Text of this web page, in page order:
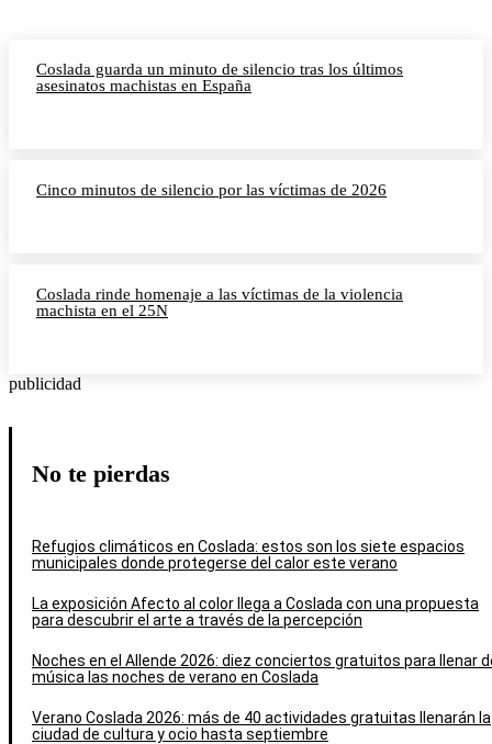
Coslada guarda un minuto de silencio tras los últimos
asesinatos machistas en España
Cinco minutos de silencio por las víctimas de 2026
Coslada rinde homenaje a las víctimas de la violencia
machista en el 25N
publicidad
No te pierdas
Refugios climáticos en Coslada: estos son los siete espacios
municipales donde protegerse del calor este verano
La exposición Afecto al color llega a Coslada con una propuesta
para descubrir el arte a través de la percepción
Noches en el Allende 2026: diez conciertos gratuitos para llenar
música las noches de verano en Coslada
Verano Coslada 2026: más de 40 actividades gratuitas llenarán la
ciudad de cultura y ocio hasta septiembre